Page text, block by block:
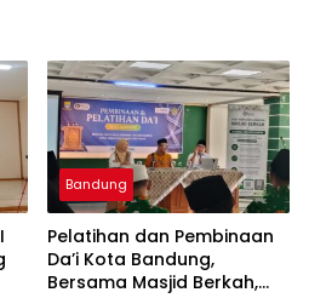
Bandung
Pelatihan dan Pembinaan
Da’i Kota Bandung,
Bersama Masjid Berkah,